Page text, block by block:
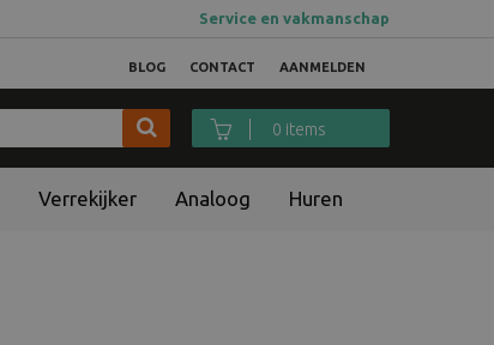
Service en vakmanschap
AANMELDEN
BLOG CONTACT
0 items
Verrekijker Analoog Huren